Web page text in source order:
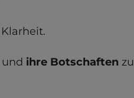
ihre Botschaftenzu